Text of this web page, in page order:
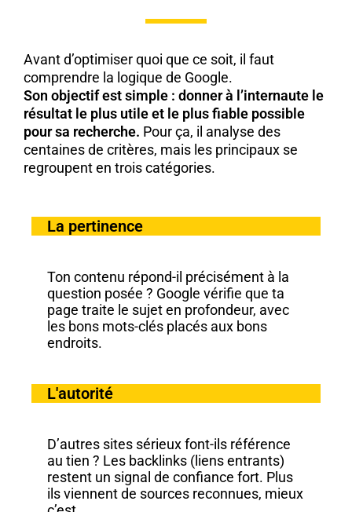
Avant d’optimiser quoi que ce soit, il faut
comprendre la logique de Google.
Son objectif est simple : donner à l’internaute le
résultat le plus utile et le plus fiable possible
pour sa recherche. Pour ça, il analyse des
centaines de critères, mais les principaux se
regroupent en trois catégories.
La pertinence
Ton contenu répond-il précisément à la
question posée ? Google vérifie que ta
page traite le sujet en profondeur, avec
les bons mots-clés placés aux bons
endroits.
L'autorité
D’autres sites sérieux font-ils référence
au tien ? Les backlinks (liens entrants)
restent un signal de confiance fort. Plus
ils viennent de sources reconnues, mieux